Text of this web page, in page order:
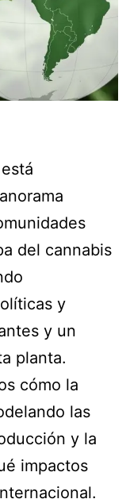
está
del cannabis
y
y un
planta.
cómo la
las
y la
impactos